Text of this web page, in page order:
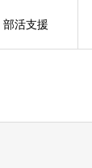
部活支援